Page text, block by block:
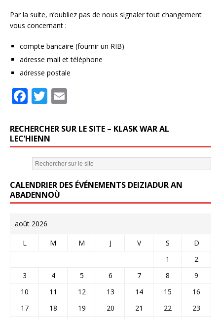
Par la suite, n’oubliez pas de nous signaler tout changement
vous concernant :
compte bancaire (fournir un RIB)
adresse mail et téléphone
adresse postale
F
c
e
b
o
o
k
T
it
te
r
ai
l
RECHERCHER SUR LE SITE – KLASK WAR AL
LEC’HIENN
CALENDRIER DES ÉVÉNEMENTS DEIZIADUR AN
ABADENNOÙ
août 2026
L M M J V S
D
1
2
3
4 5 6 7 8
9
10
11 12 13 14 15
16
17
18 19 20 21 22
23